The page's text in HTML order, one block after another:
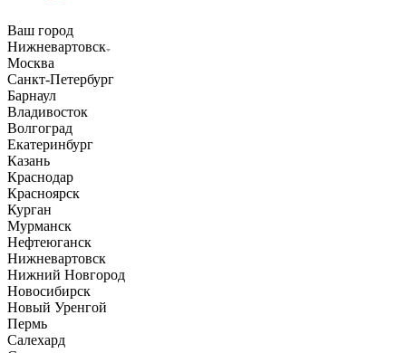
Ваш город
Нижневартовск
Москва
Санкт-Петербург
Барнаул
Владивосток
Волгоград
Екатеринбург
Казань
Краснодар
Красноярск
Курган
Мурманск
Нефтеюганск
Нижневартовск
Нижний Новгород
Новосибирск
Новый Уренгой
Пермь
Салехард